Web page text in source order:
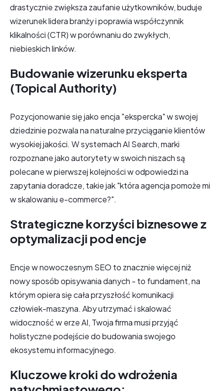
drastycznie zwiększa zaufanie użytkowników, buduje
wizerunek lidera branży i poprawia współczynnik
klikalności (CTR) w porównaniu do zwykłych,
niebieskich linków.
Budowanie wizerunku eksperta
(Topical Authority)
Pozycjonowanie się jako encja "ekspercka" w swojej
dziedzinie pozwala na naturalne przyciąganie klientów
wysokiej jakości. W systemach AI Search, marki
rozpoznane jako autorytety w swoich niszach są
polecane w pierwszej kolejności w odpowiedzi na
zapytania doradcze, takie jak "która agencja pomoże mi
w skalowaniu e-commerce?".
Strategiczne korzyści biznesowe z
optymalizacji pod encje
Encje w nowoczesnym SEO to znacznie więcej niż
nowy sposób opisywania danych - to fundament, na
którym opiera się cała przyszłość komunikacji
człowiek-maszyna. Aby utrzymać i skalować
widoczność w erze AI, Twoja firma musi przyjąć
holistyczne podejście do budowania swojego
ekosystemu informacyjnego.
Kluczowe kroki do wdrożenia